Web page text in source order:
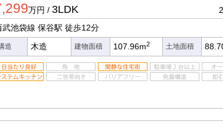
万円 / 3LDK
武池袋線 保谷駅 徒歩12分
造 木造 建物面積 107.96m2 土地面積